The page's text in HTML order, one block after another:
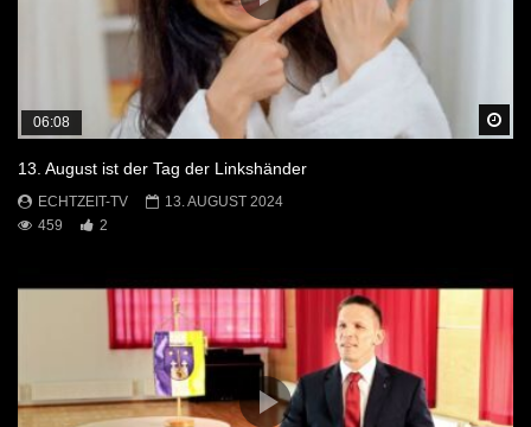
06:08
13. August ist der Tag der Linkshänder
ECHTZEIT-TV
13. AUGUST 2024
459
2